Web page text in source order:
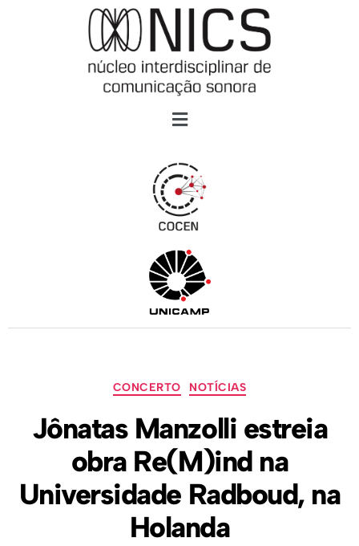
CONCERTO NOTÍCIAS
Jônatas Manzolli estreia
obra Re(M)ind na
Universidade Radboud, na
Holanda